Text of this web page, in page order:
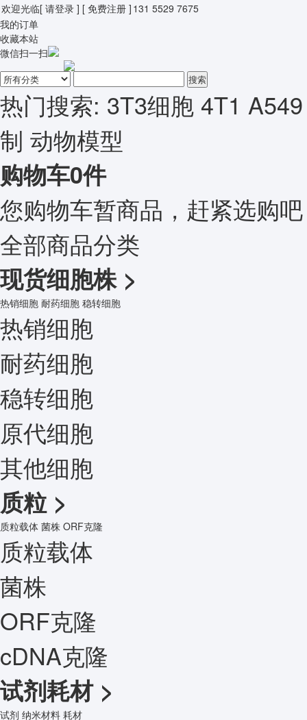
欢迎光临[ 请登录 ] [ 免费注册 ] 131 5529 7675
我的订单
收藏本站
微信扫一扫
搜索
热门搜索: 3T3细胞 4T1 A549
制 动物模型
购物车0件
您购物车暂商品，赶紧选购
全部商品分类
现货细胞株 >
热销细胞 耐药细胞 稳转细胞
热销细胞
耐药细胞
稳转细胞
原代细胞
其他细胞
质粒 >
质粒载体 菌株 ORF克隆
质粒载体
菌株
ORF克隆
cDNA克隆
试剂耗材 >
试剂 纳米材料 耗材